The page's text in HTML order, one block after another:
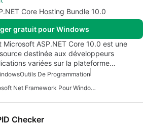
Core Hosting Bundle 10.0
gratuit pour Windows
ASP.NET Core 10.0 est une
destinée aux développeurs
variées sur la plateforme…
Outils De Programmation
Microsoft Net Framework Pour Windows
Checker